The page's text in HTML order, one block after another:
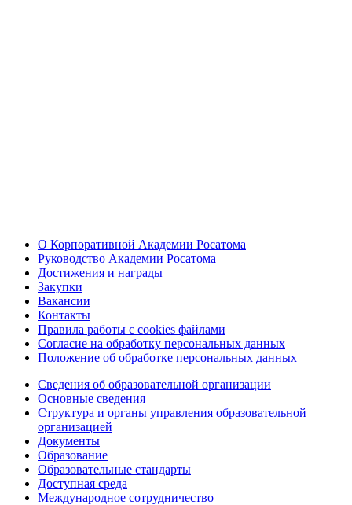
О Корпоративной Академии Росатома
Руководство Академии Росатома
Достижения и награды
Закупки
Вакансии
Контакты
Правила работы с cookies файлами
Согласие на обработку персональных данных
Положение об обработке персональных данных
Сведения об образовательной организации
Основные сведения
Структура и органы управления образовательной
организацией
Документы
Образование
Образовательные стандарты
Доступная среда
Международное сотрудничество